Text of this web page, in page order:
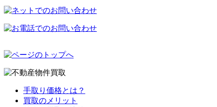
手取り価格とは？
買取のメリット